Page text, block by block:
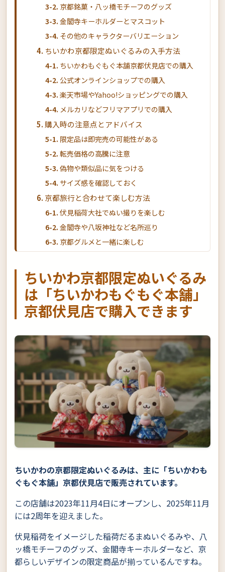
京都銘菓・八ッ橋モチーフのグッズ
金閣寺キーホルダーとマスコット
その他のキャラクターバリエーション
ちいかわ京都限定ぬいぐるみの入手方法
ちいかわもぐもぐ本舗京都伏見店での購入
公式オンラインショップでの購入
楽天市場やYahoo!ショッピングでの購入
メルカリなどフリマアプリでの購入
購入時の注意点とアドバイス
限定品は即完売の可能性がある
転売価格の高騰に注意
偽物や類似品に気をつける
サイズ感を確認しておく
京都旅行と合わせて楽しむ方法
伏見稲荷大社でぬい撮りを楽しむ
金閣寺や八坂神社など名所巡り
京都グルメと一緒に楽しむ
あなただけの京都限定ちいかわを見つけてく
ださい
ちいかわ京都限定ぬいぐるみ
は「ちいかわもぐもぐ本舗」
京都伏見店で購入できます
ちいかわの京都限定ぬいぐるみは、主に「ちいかわも
ぐもぐ本舗」京都伏見店で販売されています。
この店舗は2023年11月4日にオープンし、2025年11月
には2周年を迎えました。
伏見稲荷をイメージした稲荷だるまぬいぐるみや、八
ッ橋モチーフのグッズ、金閣寺キーホルダーなど、京
都らしいデザインの限定商品が揃っているんですね。